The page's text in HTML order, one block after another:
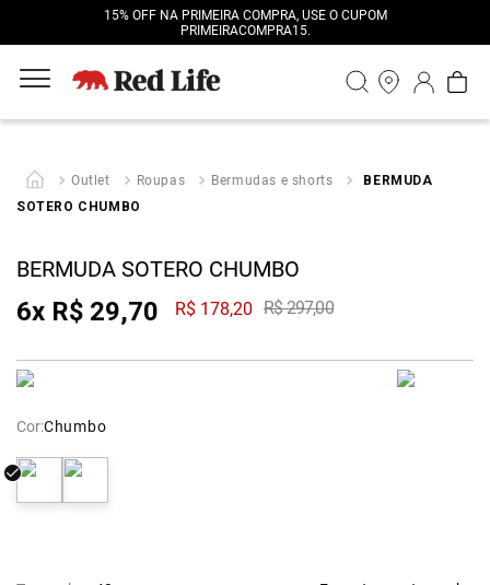
15% OFF NA PRIMEIRA COMPRA, USE O CUPOM
PRIMEIRACOMPRA15.
Outlet Roupas Bermudas e shorts
BERMUDA
SOTERO CHUMBO
BERMUDA SOTERO CHUMBO
6x R$ 29,70 R$ 178,20 R$297,00
Cor:Chumbo